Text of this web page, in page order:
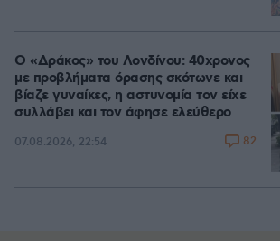
Ο «Δράκος» του Λονδίνου: 40χρονος
με προβλήματα όρασης σκότωνε και
βίαζε γυναίκες, η αστυνομία τον είχε
συλλάβει και τον άφησε ελεύθερο
07.08.2026, 22:54 82